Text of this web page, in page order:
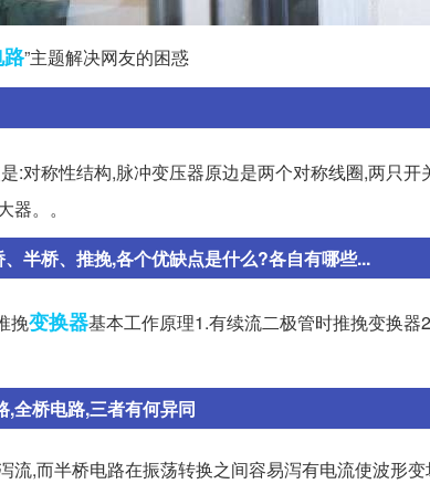
”主题解决网友的困惑
:对称性结构,脉冲变压器原边是两个对称线圈,两只
器。。
、半桥、推挽,各个优缺点是什么?各自有哪些...
挽变换器基本工作原理1.有续流二极管时推挽变换
,全桥电路,三者有何异同
流,而半桥电路在振荡转换之间容易泻有电流使波形